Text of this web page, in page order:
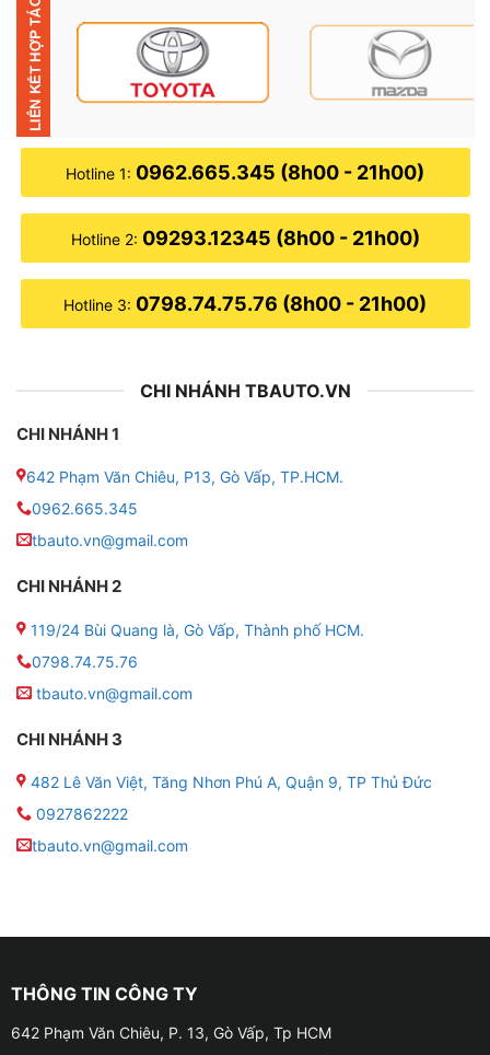
Thông số kỹ thuật của bình ắc quy nước GS NS70L
12V – 65AH
● Mã sản phẩm: NS70
● Thương hiệu: GS
● Dung lượng: 65AH
● Kích thước (Dài x Rộng x Cao): 260 x 173 x 225
(mm)
● Loại bình: Ắc quy nước
● Xuất xứ: Việt Nam
● Ắc quy nước GS NS70L chuyên dùng cho các dòng
‐ Xe tải Isuzu
‐ Isuzu: D-Max, MU-X
‐ Ford: Escape, Transit
Hotline 1: 0962.665.345 (8h00 - 21h00)
Hotline 2: 09293.12345 (8h00 - 21h00)
Hotline 3: 0798.74.75.76 (8h00 - 21h00)
CHI NHÁNH TBAUTO.VN
CHI NHÁNH 1
642 Phạm Văn Chiêu, P13, Gò Vấp, TP.HCM.
0962.665.345
tbauto.vn@gmail.com
CHI NHÁNH 2
119/24 Bùi Quang là, Gò Vấp, Thành phố HCM.
0798.74.75.76
tbauto.vn@gmail.com
CHI NHÁNH 3
482 Lê Văn Việt, Tăng Nhơn Phú A, Quận 9, TP Thủ Đức
0927862222
tbauto.vn@gmail.com
THÔNG TIN CÔNG TY
642 Phạm Văn Chiêu, P. 13, Gò Vấp, Tp HCM